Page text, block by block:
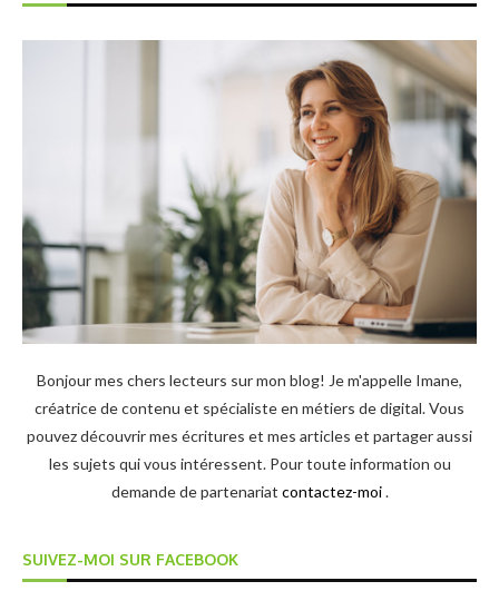
Bonjour mes chers lecteurs sur mon blog! Je m'appelle Imane,
créatrice de contenu et spécialiste en métiers de digital. Vous
pouvez découvrir mes écritures et mes articles et partager aussi
les sujets qui vous intéressent. Pour toute information ou
demande de partenariat contactez-moi.
SUIVEZ-MOI SUR FACEBOOK